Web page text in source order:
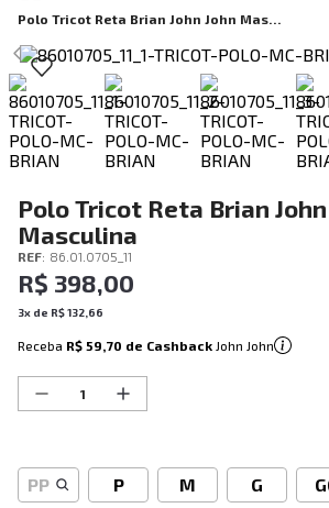
Polo Tricot Reta Brian John John Masculina
Polo Tricot Reta Brian John
Masculina
REF: 86.01.0705_11
R$ 398,00
3x de R$132 66
Receba R$ 59,70 de Cashback John John
PP P M G